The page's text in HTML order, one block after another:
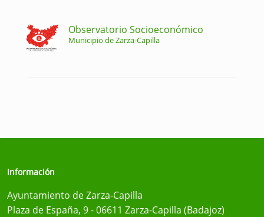
Observatorio Socioeconómico
Municipio de Zarza-Capilla
Información
Ayuntamiento de Zarza-Capilla
Plaza de España, 9 - 06611 Zarza-Capilla (Badajoz)